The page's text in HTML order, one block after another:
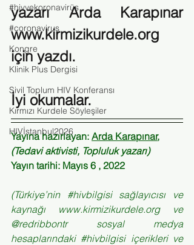
#hivvekoronavirüs
#coronavirus
Kongre
Klinik Plus Dergisi
Sivil Toplum HIV Konferansı
Kırmızı Kurdele Söyleşiler
HIVİstanbul2026
yazarı Arda Karapınar
www.kirmizikurdele.org
için yazdı.
İyi okumalar.
Yayına hazırlayan: Arda Karapınar,
(Tedavi aktivisti, Topluluk yazarı)
Yayın tarihi: Mayıs 6 , 2022
(Türkiye’nin #hivbilgisi sağlayıcısı ve
kaynağı www.kirmizikurdele.org ve
@redribbontr sosyal medya
hesaplarındaki #hivbilgisi içerikleri ve